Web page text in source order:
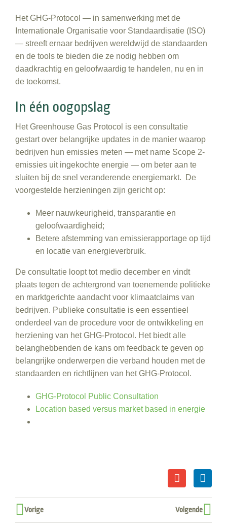
Het GHG-Protocol — in samenwerking met de
Internationale Organisatie voor Standaardisatie (ISO)
— streeft ernaar bedrijven wereldwijd de standaarden
en de tools te bieden die ze nodig hebben om
daadkrachtig en geloofwaardig te handelen, nu en in
de toekomst.
In één oogopslag
Het Greenhouse Gas Protocol is een consultatie
gestart over belangrijke updates in de manier waarop
bedrijven hun emissies meten — met name Scope 2-
emissies uit ingekochte energie — om beter aan te
sluiten bij de snel veranderende energiemarkt. De
voorgestelde herzieningen zijn gericht op:
Meer nauwkeurigheid, transparantie en
geloofwaardigheid;
Betere afstemming van emissierapportage op tijd
en locatie van energieverbruik.
De consultatie loopt tot medio december en vindt
plaats tegen de achtergrond van toenemende politieke
en marktgerichte aandacht voor klimaatclaims van
bedrijven. Publieke consultatie is een essentieel
onderdeel van de procedure voor de ontwikkeling en
herziening van het GHG-Protocol. Het biedt alle
belanghebbenden de kans om feedback te geven op
belangrijke onderwerpen die verband houden met de
standaarden en richtlijnen van het GHG-Protocol.
GHG-Protocol Public Consultation
Location based versus market based in energie
Vorige Volgende